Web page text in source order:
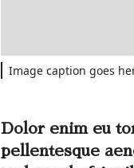
Image caption goes
Dolor enim eu
pellentesque